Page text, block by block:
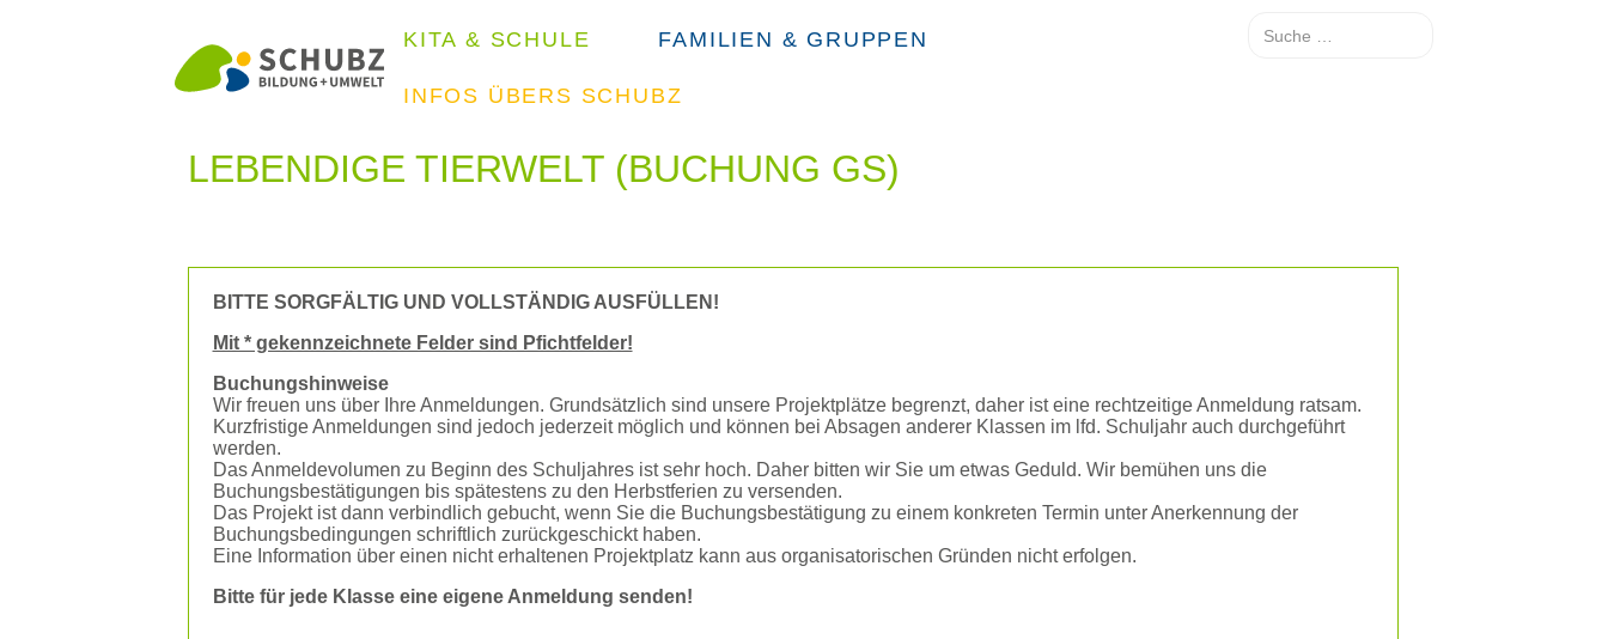
KITA & SCHULE FAMILIEN & GRUPPEN
INFOS ÜBERS SCHUBZ
Suche
LEBENDIGE TIERWELT (BUCHUNG GS)
BITTE SORGFÄLTIG UND VOLLSTÄNDIG AUSFÜLLEN!
Mit * gekennzeichnete Felder sind Pfichtfelder!
Buchungshinweise
Wir freuen uns über Ihre Anmeldungen. Grundsätzlich sind unsere Projektplätze begrenzt, daher ist eine rechtzeitige Anmeldung ratsam.
Kurzfristige Anmeldungen sind jedoch jederzeit möglich und können bei Absagen anderer Klassen im lfd. Schuljahr auch durchgeführt
werden.
Das Anmeldevolumen zu Beginn des Schuljahres ist sehr hoch. Daher bitten wir Sie um etwas Geduld. Wir bemühen uns die
Buchungsbestätigungen bis spätestens zu den Herbstferien zu versenden.
Das Projekt ist dann verbindlich gebucht, wenn Sie die Buchungsbestätigung zu einem konkreten Termin unter Anerkennung der
Buchungsbedingungen schriftlich zurückgeschickt haben.
Eine Information über einen nicht erhaltenen Projektplatz kann aus organisatorischen Gründen nicht erfolgen.
Bitte für jede Klasse eine eigene Anmeldung senden!